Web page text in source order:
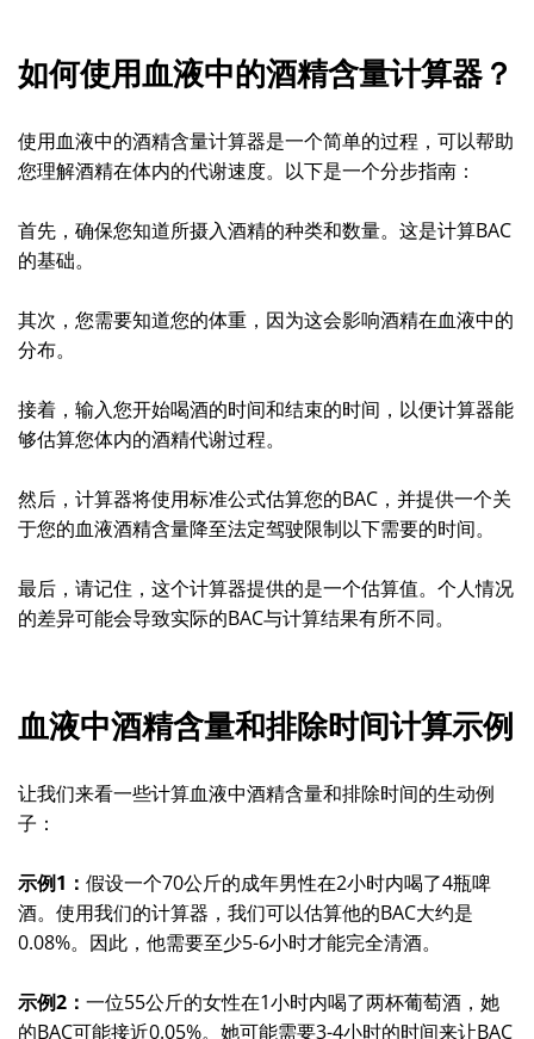
如何使用血液中的酒精含量计算器？
使用血液中的酒精含量计算器是一个简单的过程，可以帮助
您理解酒精在体内的代谢速度。以下是一个分步指南：
首先，确保您知道所摄入酒精的种类和数量。这是计算BAC
的基础。
其次，您需要知道您的体重，因为这会影响酒精在血液中的
分布。
接着，输入您开始喝酒的时间和结束的时间，以便计算器能
够估算您体内的酒精代谢过程。
然后，计算器将使用标准公式估算您的BAC，并提供一个关
于您的血液酒精含量降至法定驾驶限制以下需要的时间。
最后，请记住，这个计算器提供的是一个估算值。个人情况
的差异可能会导致实际的BAC与计算结果有所不同。
血液中酒精含量和排除时间计算示例
让我们来看一些计算血液中酒精含量和排除时间的生动例
子：
示例1： 假设一个70公斤的成年男性在2小时内喝了4瓶啤
酒。使用我们的计算器，我们可以估算他的BAC大约是
0.08%。因此，他需要至少5-6小时才能完全清酒。
示例2： 一位55公斤的女性在1小时内喝了两杯葡萄酒，她
的BAC可能接近0.05%。她可能需要3-4小时的时间来让BAC